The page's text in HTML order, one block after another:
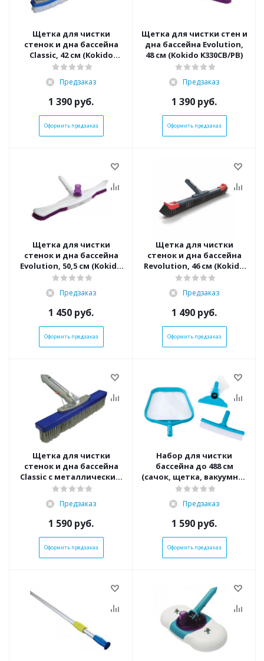
Щетка для чистки
стенок и дна бассейна
Classic, 42 см (Kokido
K025CB/MIX/NY)
Предзаказ
1 390 руб.
Оформить предзаказ
Щетка для чистки стен и
дна бассейна Evolution,
48 см (Kokido K330CB/PB)
Предзаказ
1 390 руб.
Оформить предзаказ
Щетка для чистки
стенок и дна бассейна
Evolution, 50,5 см (Kokido
K303CS/PB)
Предзаказ
1 450 руб.
Оформить предзаказ
Щетка для чистки
стенок и дна бассейна
Revolution, 46 см (Kokido
WB83CB/REV)
Предзаказ
1 490 руб.
Оформить предзаказ
Щетка для чистки
стенок и дна бассейна
Classic с металлическим
ворсом, 25 см (Kokido
Предзаказ
1 590 руб.
Оформить предзаказ
Набор для чистки
бассейна до 488 см
(сачок, щетка, вакуумная
насадка с мешком) (Intex
Предзаказ
1 590 руб.
Оформить предзаказ